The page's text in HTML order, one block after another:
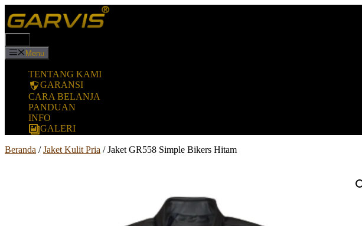
ke
isi
Menu
TENTANG KAMI
GARANSI
CARA BELANJA
PANDUAN
INFO
GALERI
Beranda /Jaket Kulit Pria / Jaket GR558 Simple Bikers Hitam